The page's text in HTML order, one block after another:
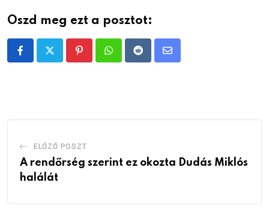
Oszd meg ezt a posztot:
PinterestWhatsappRedditShare
ELŐZŐ POSZT
A rendőrség szerint ez okozta Dudás Miklós
halálát